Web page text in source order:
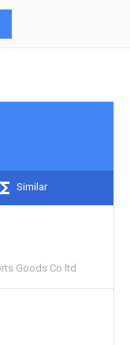
Similar
Goods Co ltd